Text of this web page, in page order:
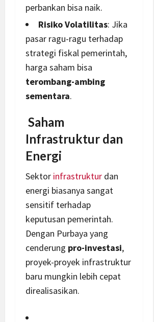
perbankan bisa naik.
Risiko Volatilitas: Jika
pasar ragu-ragu terhadap
strategi fiskal pemerintah,
harga saham bisa
terombang-ambing
sementara.
Saham
Infrastruktur dan
Energi
Sektor infrastruktur dan
energi biasanya sangat
sensitif terhadap
keputusan pemerintah.
Dengan Purbaya yang
cenderung pro-investasi,
proyek-proyek infrastruktur
baru mungkin lebih cepat
direalisasikan.